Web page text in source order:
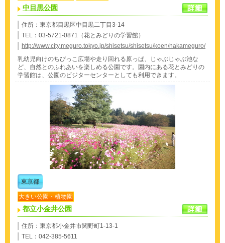
中目黒公園
住所：東京都目黒区中目黒二丁目3-14
TEL：03-5721-0871（花とみどりの学習館）
http://www.city.meguro.tokyo.jp/shisetsu/shisetsu/koen/nakameguro/
乳幼児向けのちびっこ広場や走り回れる原っぱ、じゃぶじゃぶ池な
ど、自然とのふれあいを楽しめる公園です。園内にある花とみどりの
学習館は、公園のビジターセンターとしても利用できます。
東京都
大きい公園・植物園
都立小金井公園
住所：東京都小金井市関野町1-13-1
TEL：042-385-5611